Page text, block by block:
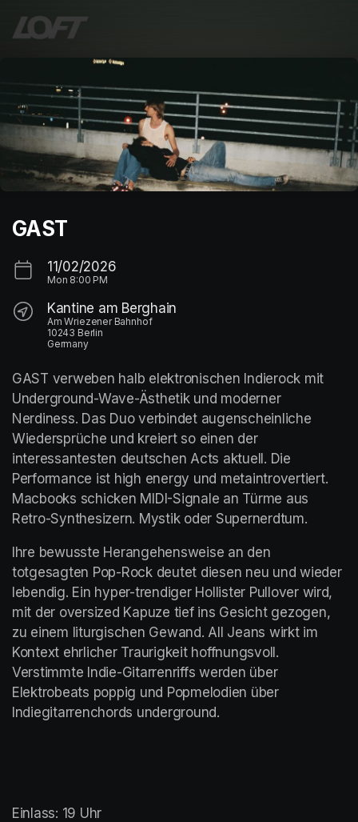
GAST
11/02/2026
Mon 8:00 PM
Kantine am Berghain
Am Wriezener Bahnhof
10243 Berlin
Germany
GAST verweben halb elektronischen Indierock mit
Underground-Wave-Ästhetik und moderner
Nerdiness. Das Duo verbindet augenscheinliche
Wiedersprüche und kreiert so einen der
interessantesten deutschen Acts aktuell. Die
Performance ist high energy und metaintrovertiert.
Macbooks schicken MIDI-Signale an Türme aus
Retro-Synthesizern. Mystik oder Supernerdtum.
Ihre bewusste Herangehensweise an den
totgesagten Pop-Rock deutet diesen neu und wieder
lebendig. Ein hyper-trendiger Hollister Pullover wird,
mit der oversized Kapuze tief ins Gesicht gezogen,
zu einem liturgischen Gewand. All Jeans wirkt im
Kontext ehrlicher Traurigkeit hoffnungsvoll.
Verstimmte Indie-Gitarrenriffs werden über
Elektrobeats poppig und Popmelodien über
Indiegitarrenchords underground.
Einlass: 19 Uhr